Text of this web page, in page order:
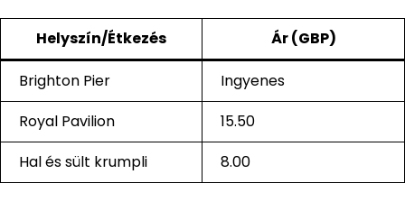
Helyszín/Étkezés Ár (GBP)
Brighton Pier
Ingyenes
Royal Pavilion
15.50
Hal és sült krumpli
8.00